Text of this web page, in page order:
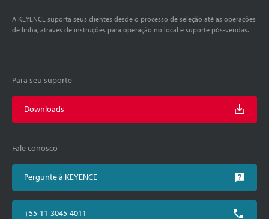
A KEYENCE suporta seus clientes desde o processo de seleção até as operações
de linha, através de instruções para operação no local e suporte pós-vendas.
Para seu suporte
Downloads
Fale conosco
Pergunte à KEYENCE
+55-11-3045-4011